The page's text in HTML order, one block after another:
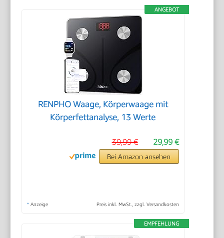
ANGEBOT
RENPHO Waage, Körperwaage mit
Körperfettanalyse, 13 Werte
29,99 €
39,99 €
Bei Amazon ansehen
* Anzeige Preis inkl. MwSt., zzgl. Versandkosten
EMPFEHLUNG